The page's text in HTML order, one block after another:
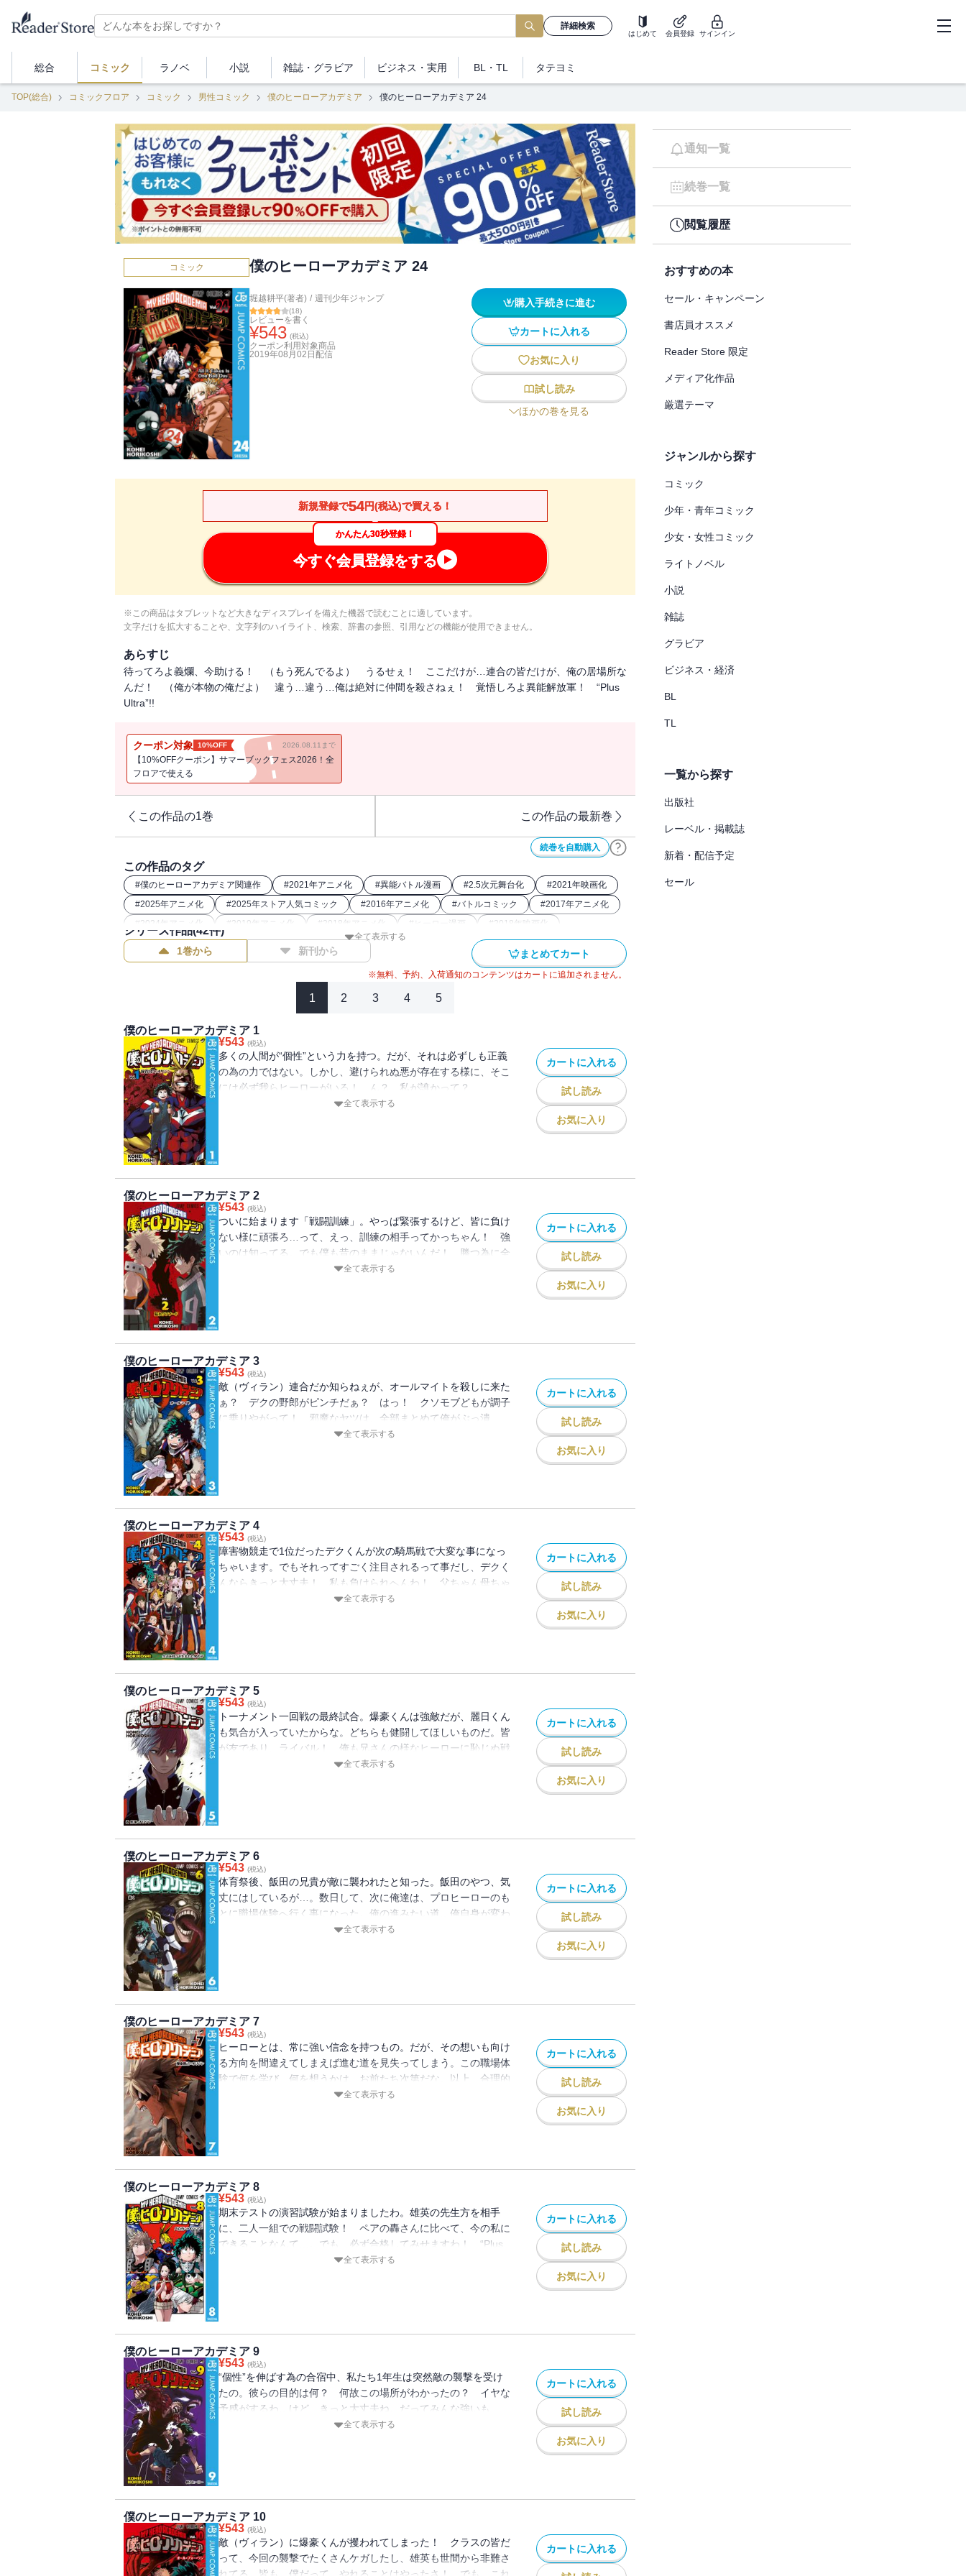
詳細検索
はじめて 会員登録 サインイン
総合 コミック ラノベ 小説 雑誌・ グラビア ビジネス ・実用 BL・TL タテヨミ
TOP(総合) コミックフロア コミック 男性コミック 僕のヒーローアカデミア 僕のヒーローアカデミア 24
コミック 僕のヒーローアカデミア 24
堀越耕平(著者) / 週刊少年ジャンプ
(18)
レビューを書く
¥543 (税込)
クーポン利用対象商品
2019年08月02日 配信
購入手続きに進む
カートに入れる
お気に入り
試し読み
ほかの巻を見る
新規登録で54円(税込)で買える！
かんたん30秒登録！
今すぐ会員登録をする
※この商品はタブレットなど大きなディスプレイを備えた機器で読むことに適しています。
文字だけを拡大することや、文字列のハイライト、検索、辞書の参照、引用などの機能が使用できません。
あらすじ
待ってろよ義爛、今助ける！ （もう死んでるよ） うるせぇ！ ここだけが…連合の皆だけが、俺の居場所な
んだ！ （俺が本物の俺だよ） 違う…違う…俺は絶対に仲間を殺さねぇ！ 覚悟しろよ異能解放軍！ “Plus
Ultra”!!
クーポン対象 10%OFF 2026.08.11まで
【10%OFFクーポン】サマーブックフェス2026！全
フロアで使える
この作品の1巻 この作品の最新巻
続巻を自動購入
この作品のタグ
#僕のヒーローアカデミア関連作 #2021年アニメ化 #異能バトル漫画 #2.5次元舞台化 #2021年映画化
#2025年アニメ化 #2025年ストア人気コミック #2016年アニメ化 #バトルコミック #2017年アニメ化
#2024年アニメ化 #2019年アニメ化 #2018年アニメ化 # ヒーロー漫画 #2018年映画化
#2022年アニメ化 #2024年映画化
全て表示する
シリーズ作品(42件)
1巻から 新刊から まとめてカート
※無料、予約、入荷通知のコンテンツはカートに追加されません。
1 2 3 4 5
僕のヒーローアカデミア 1
¥543 (税込)
多くの人間が“個性”という力を持つ。だが、それは必ずしも正義
の為の力ではない。しかし、避けられぬ悪が存在する様に、そこ
には必ず我らヒーローがいる！ ん？ 私が誰かって？
HA―HA―HA―HA―HA！ さぁ、始まるぞ少年！ 君だけの夢
全て表示する
カートに入れる
試し読み
お気に入り
僕のヒーローアカデミア 2
¥543 (税込)
ついに始まります「戦闘訓練」。やっぱ緊張するけど、皆に負け
ない様に頑張ろ…って、えっ、訓練の相手ってかっちゃん！ 強
いのは知ってる。でも僕も昔のままじゃないんだ！ 勝つ為に全
全て表示する
カートに入れる
試し読み
お気に入り
僕のヒーローアカデミア 3
¥543 (税込)
敵（ヴィラン）連合だか知らねぇが、オールマイトを殺しに来た
ぁ？ デクの野郎がピンチだぁ？ はっ！ クソモブどもが調子
に乗りやがって！ 邪魔なヤツは、全部まとめて俺がぶっ潰
全て表示する
カートに入れる
試し読み
お気に入り
僕のヒーローアカデミア 4
¥543 (税込)
障害物競走で1位だったデクくんが次の騎馬戦で大変な事になっ
ちゃいます。でもそれってすごく注目されるって事だし、デクく
んならきっと大丈夫！ 私も負けられへんわ！ 父ちゃん母ちゃ
ん見ててね！ “Plus Ultra”!!全て表示する
カートに入れる
試し読み
お気に入り
僕のヒーローアカデミア 5
¥543 (税込)
トーナメント一回戦の最終試合。爆豪くんは強敵だが、麗日くん
も気合が入っていたからな。どちらも健闘してほしいものだ。皆
が友であり、ライバル！ 俺も兄さんの様なヒーローに恥じぬ戦
いをしないとな！ “Plus Ultra”!!全て表示する
カートに入れる
試し読み
お気に入り
僕のヒーローアカデミア 6
¥543 (税込)
体育祭後、飯田の兄貴が敵に襲われたと知った。飯田のやつ、気
丈にはしているが…。数日して、次に俺達は、プロヒーローのも
とに職場体験へ行く事になった。俺の進みたい道…俺自身が変わ
る為に。もう親父からは逃げねぇ…！ “Plus Ultra”!!
全て表示する
カートに入れる
試し読み
お気に入り
僕のヒーローアカデミア 7
¥543 (税込)
ヒーローとは、常に強い信念を持つもの。だが、その想いも向け
る方向を間違えてしまえば進む道を見失ってしまう。この職場体
験で何を学び、何を想うかは、お前たち次第だな。以上、合理的
にササッといくぞ！ “Plus Ultra”!!
全て表示する
カートに入れる
試し読み
お気に入り
僕のヒーローアカデミア 8
¥543 (税込)
期末テストの演習試験が始まりましたわ。雄英の先生方を相手
に、二人一組での戦闘試験！ ペアの轟さんに比べて、今の私に
できることなんて…。でも、必ず合格してみせますわ！ “Plus
全て表示する
カートに入れる
試し読み
お気に入り
僕のヒーローアカデミア 9
¥543 (税込)
“個性”を伸ばす為の合宿中、私たち1年生は突然敵の襲撃を受け
たの。彼らの目的は何？ 何故この場所がわかったの？ イヤな
予感がするわ…けど、きっと大丈夫ね。だってみんな強いも
全て表示する
カートに入れる
試し読み
お気に入り
僕のヒーローアカデミア 10
¥543 (税込)
敵（ヴィラン）に爆豪くんが攫われてしまった！ クラスの皆だ
って、今回の襲撃でたくさんケガしたし、雄英も世間から非難さ
カートに入れる
通知一覧
続巻一覧
閲覧履歴
おすすめの本
セール・キャンペーン
書店員オススメ
Reader Store 限定
メディア化作品
厳選テーマ
ジャンルから探す
コミック
少年・青年コミック
少女・女性コミック
ライトノベル
小説
雑誌
グラビア
ビジネス・経済
BL
TL
一覧から探す
出版社
レーベル・掲載誌
新着・配信予定
セール